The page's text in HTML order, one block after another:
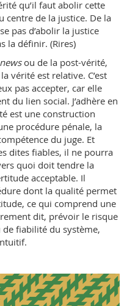
qu’il faut abolir cette
centre de la justice. De la
pas d’abolir la justice
la définir. (Rires)
ou de la post-vérité,
vérité est relative. C’est
pas accepter, car elle
du lien social. J’adhère en
est une construction
procédure pénale, la
du juge. Et
dites fiables, il ne pourra
quoi doit tendre la
acceptable. Il
dont la qualité permet
ce qui comprend une
dit, prévoir le risque
de fiabilité du système,